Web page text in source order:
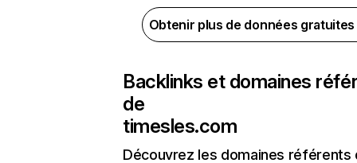
Obtenir plus de données
Backlinks et domaines
de
timesles.com
Découvrez les domaines référents